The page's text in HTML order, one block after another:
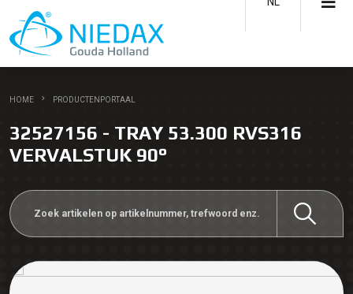
HOME PRODUCTENPORTAAL
32527156 - TRAY 53.300 RVS316
VERVALSTUK 90°